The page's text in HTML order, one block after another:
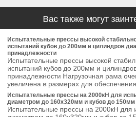
Вас также могут
Испытательные прессы высокой
испытаний кубов до 200мм и цилиндров
принадлежности
Испытательные прессы высокой
испытаний кубов до 200мм и
принадлежности Нагрузочная рама
увеличена в размерах для обеспечения
Испытательные прессы на 2000кН для
диаметром до 160х320мм и кубов до
Испытательные прессы на 2000кН для